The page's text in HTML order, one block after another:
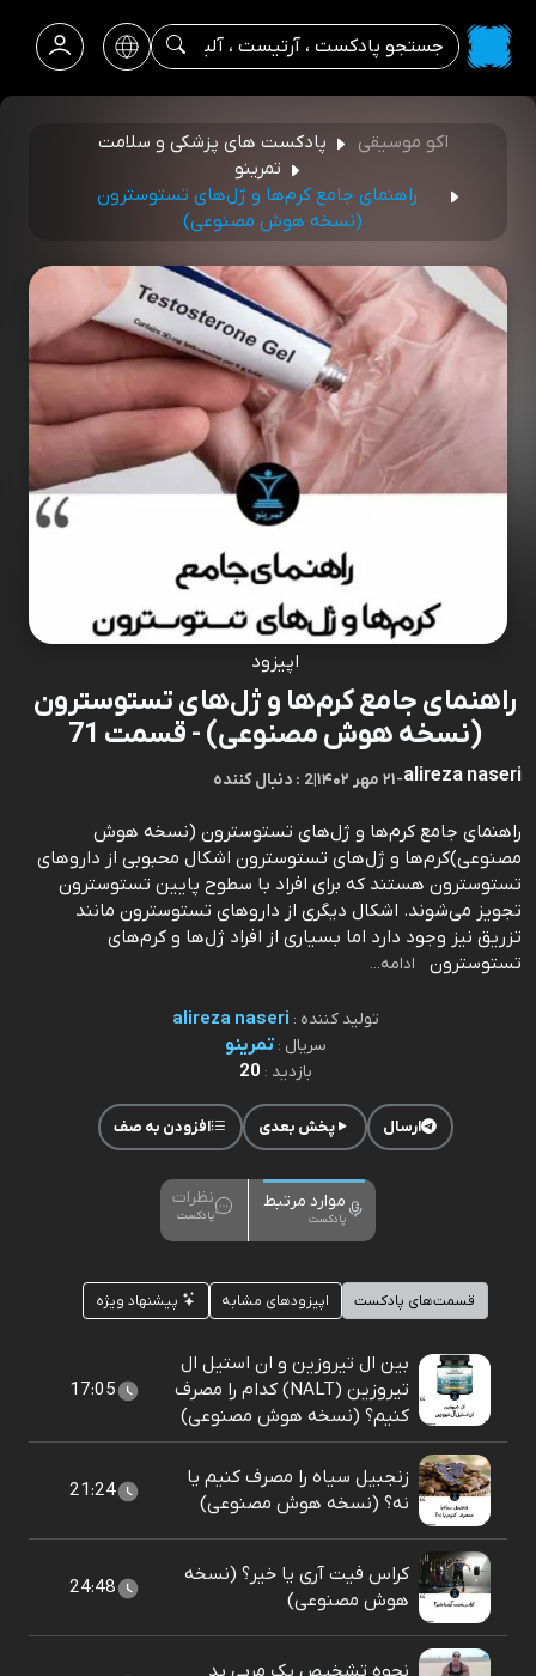
اکو موسیقی
پادکست های پزشکی و سلامت
تمرینو
راهنمای جامع کرم‌ها و ژل‌های تستوسترون
(نسخه هوش مصنوعی)
اپیزود
راهنمای جامع کرم‌ها و ژل‌های تستوسترون
(نسخه هوش مصنوعی) - قسمت 71
alireza naseri
-۲۱ مهر ۱۴۰۲ |2 : دنبال کننده
راهنمای جامع کرم‌ها و ژل‌های تستوسترون (نسخه هوش
مصنوعی)کرم‌ها و ژل‌های تستوسترون اشکال محبوبی از داروهای
تستوسترون هستند که برای افراد با سطوح پایین تستوسترون
تجویز می‌شوند. اشکال دیگری از داروهای تستوسترون مانند
تزریق نیز وجود دارد اما بسیاری از افراد ژل‌ها و کرم‌های
تستوسترون
ادامه...
تولید کننده : alireza naseri
سریال :تمرینو
بازدید : 20
ارسال پخش بعدی افزودن به صف
موارد مرتبط
پادکست
نظرات
پادکست
قسمت‌های پادکست اپیزودهای مشابه پیشنهاد ویژه
بین ال تیروزین و ان استیل ال
تیروزین (NALT) کدام را مصرف
کنیم؟ (نسخه هوش مصنوعی)
17:05
زنجبیل سیاه را مصرف کنیم یا
نه؟ (نسخه هوش مصنوعی)
21:24
کراس فیت آری یا خیر؟ (نسخه
هوش مصنوعی)
24:48